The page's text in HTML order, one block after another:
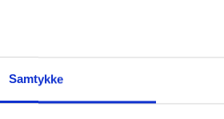
Samtykke
buet